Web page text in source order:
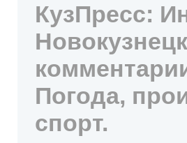
КузПресс:
Погода,
спорт.